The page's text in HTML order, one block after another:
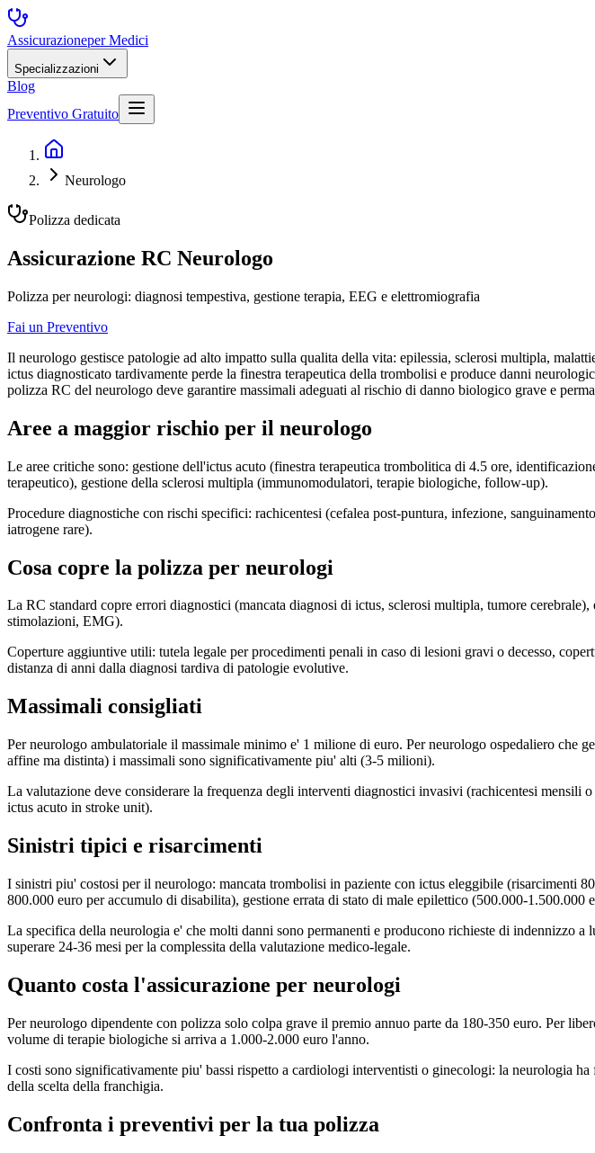
Assicurazioneper Medici
Specializzazioni
Blog
Preventivo Gratuito
Neurologo
Polizza dedicata
Assicurazione RC Neurologo
Polizza per neurologi: diagnosi tempestiva, gestione terapia, EEG e elettromiografia
Fai un Preventivo
Il neurologo gestisce patologie ad alto impatto sulla qualita della vita: epilessia, sclerosi multipla,
ictus diagnosticato tardivamente perde la finestra terapeutica della trombolisi e produce danni
polizza RC del neurologo deve garantire massimali adeguati al rischio di danno biologico grave e
Aree a maggior rischio per il neurologo
Le aree critiche sono: gestione dell'ictus acuto (finestra terapeutica trombolitica di 4.5 ore,
terapeutico), gestione della sclerosi multipla (immunomodulatori, terapie biologiche, follow-up).
Procedure diagnostiche con rischi specifici: rachicentesi (cefalea post-puntura, infezione,
iatrogene rare).
Cosa copre la polizza per neurologi
La RC standard copre errori diagnostici (mancata diagnosi di ictus, sclerosi multipla, tumore
stimolazioni, EMG).
Coperture aggiuntive utili: tutela legale per procedimenti penali in caso di lesioni gravi o decesso,
distanza di anni dalla diagnosi tardiva di patologie evolutive.
Massimali consigliati
Per neurologo ambulatoriale il massimale minimo e' 1 milione di euro. Per neurologo ospedaliero che
affine ma distinta) i massimali sono significativamente piu' alti (3-5 milioni).
La valutazione deve considerare la frequenza degli interventi diagnostici invasivi (rachicentesi
ictus acuto in stroke unit).
Sinistri tipici e risarcimenti
I sinistri piu' costosi per il neurologo: mancata trombolisi in paziente con ictus eleggibile (risarcimenti
800.000 euro per accumulo di disabilita), gestione errata di stato di male epilettico (500.000-1.500.000
La specifica della neurologia e' che molti danni sono permanenti e producono richieste di indennizzo
superare 24-36 mesi per la complessita della valutazione medico-legale.
Quanto costa l'assicurazione per neurologi
Per neurologo dipendente con polizza solo colpa grave il premio annuo parte da 180-350 euro. Per
volume di terapie biologiche si arriva a 1.000-2.000 euro l'anno.
I costi sono significativamente piu' bassi rispetto a cardiologi interventisti o ginecologi: la neurologia
della scelta della franchigia.
Confronta i preventivi per la tua polizza